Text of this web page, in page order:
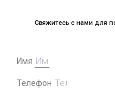
Свяжитесь с нами для
Имя
Телефон